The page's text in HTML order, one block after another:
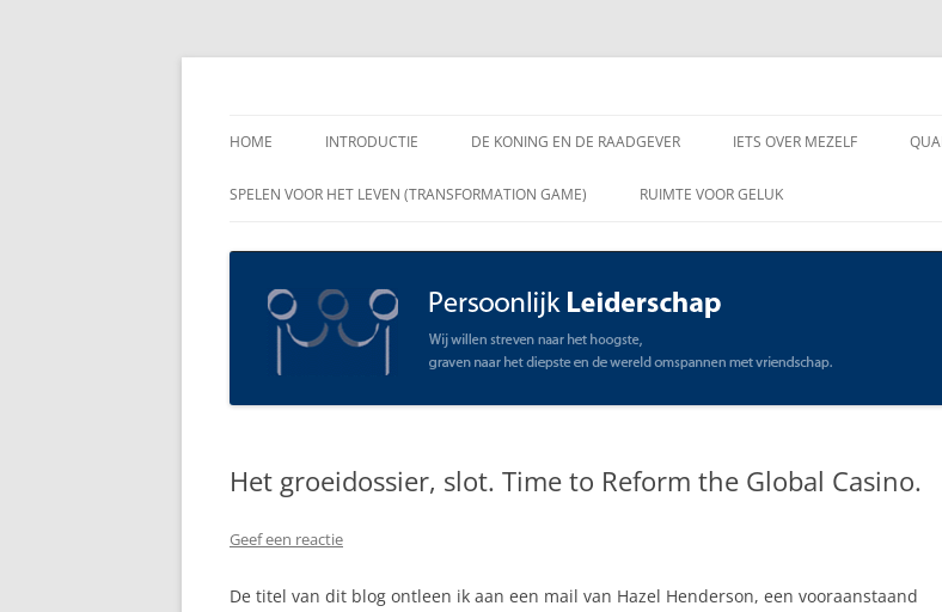
Spring
HOME INTRODUCTIE DE KONING EN DE RAADGEVER
ENKELE VRAGEN AAN DE
LEIDERSCHAP
OPEN COMMUNICATIE
IETS OVER MEZELF
SPELEN VOOR HET LEVEN (TRANSFORMATION GAME) RUIMTE VOOR GELUK
Het groeidossier, slot. Time to Reform the Global Casino.
Geef een reactie
De titel van dit blog ontleen ik aan een mail van Hazel Henderson, een vooraanstaand